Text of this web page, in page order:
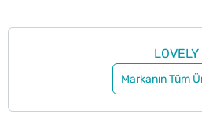
LOVELY
Markanın Tüm